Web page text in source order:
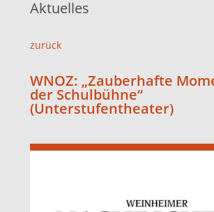
Aktuelles
zurück
WNOZ: „Zauberhafte
der Schulbühne“
(Unterstufentheater)